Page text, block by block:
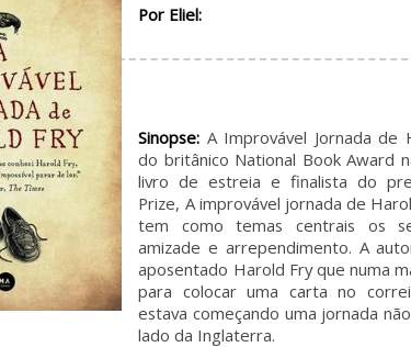
Por Eliel:
Sinopse: A Improvável Jornada de
do britânico National Book Award
livro de estreia e finalista do
Prize, A improvável jornada de
tem como temas centrais os
amizade e arrependimento. A
aposentado Harold Fry que numa
para colocar uma carta no
estava começando uma jornada
lado da Inglaterra.